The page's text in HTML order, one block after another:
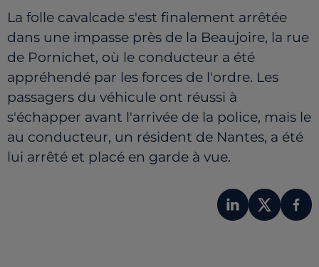
La folle cavalcade s'est finalement arrêtée
dans une impasse près de la Beaujoire, la rue
de Pornichet, où le conducteur a été
appréhendé par les forces de l'ordre. Les
passagers du véhicule ont réussi à
s'échapper avant l'arrivée de la police, mais le
au conducteur, un résident de Nantes, a été
lui arrêté et placé en garde à vue.